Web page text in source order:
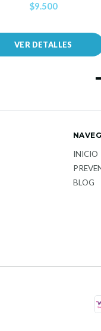
$9.500
VER DETALLES
INICIO
BLOG